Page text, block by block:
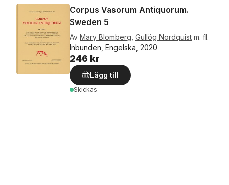
Corpus Vasorum Antiquorum.
Sweden 5
Av Mary Blomberg Gullög Nordquist m. fl.
Inbunden, Engelska, 2020
246 kr
Lägg till
Skickas